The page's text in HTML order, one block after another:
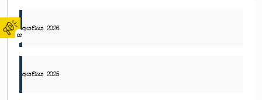
02
අයවැය 2026
අයවැය 2025